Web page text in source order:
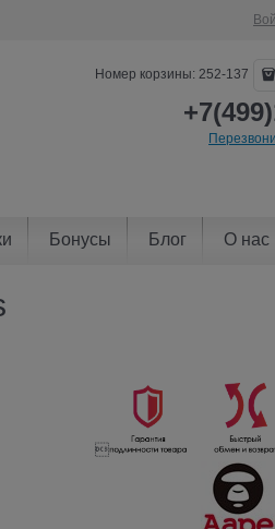
Номер корзины: 252-137
Бонусы Блог О нас
